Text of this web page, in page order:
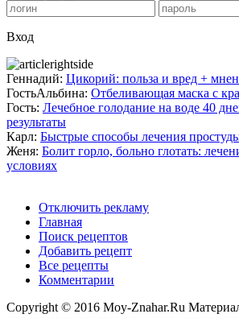
Вход
Геннадий: Цикорий: польза и вред +
ГостьАльбина: Отбеливающая маска с
Гость: Лечебное голодание на воде 40
результаты
Карл: Быстрые способы лечения
Женя: Болит горло, больно глотать:
условиях
Отключить рекламу
Главная
Поиск рецептов
Добавить рецепт
Все рецепты
Комментарии
Copyright © 2016 Moy-Znahar.Ru